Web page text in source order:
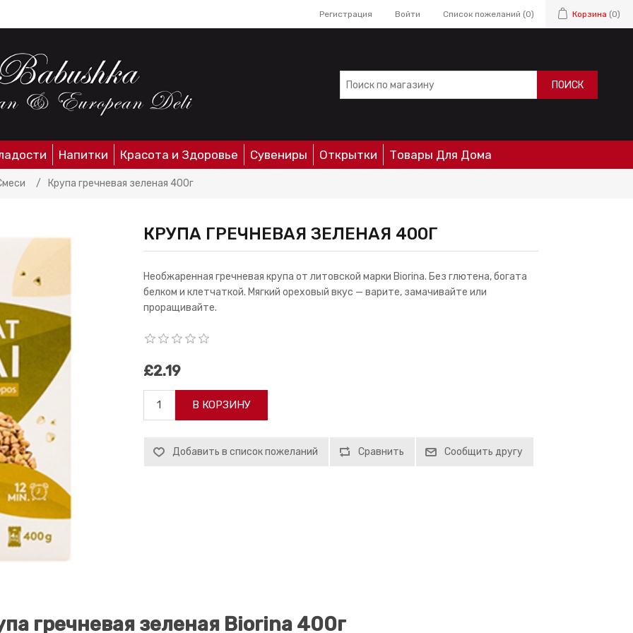
Регистрация Войти Список пожеланий (0) Корзина (0)
ПОИСК
Напитки Красота и Здоровье Сувениры Открытки Товары Для Дома
/ Крупа гречневая зеленая 400г
КРУПА ГРЕЧНЕВАЯ ЗЕЛЕНАЯ 400Г
Необжаренная гречневая крупа от литовской марки Biorina. Без глютена, богата
белком и клетчаткой. Мягкий ореховый вкус — варите, замачивайте или
проращивайте.
£2.19
В КОРЗИНУ
Добавить в список пожеланий Сравнить Сообщить другу
гречневая зеленая Biorina 400г